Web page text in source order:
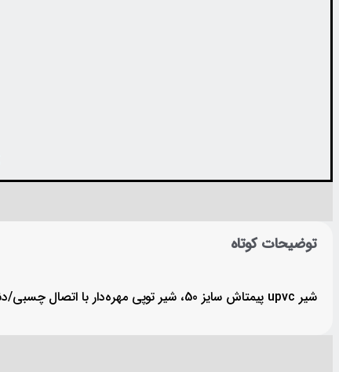
توضیحات کوتاه
شیر upvc پیمتاش سایز 50، شیر توپی مهره‌دار با اتصال چسبی/دنده‌ای، فشار کاری تا PN16، مقاوم در برابر کلر و مواد شیمیایی، مناسب خط اصلی تاسیسات استخر و جکوزی. ساخت برند